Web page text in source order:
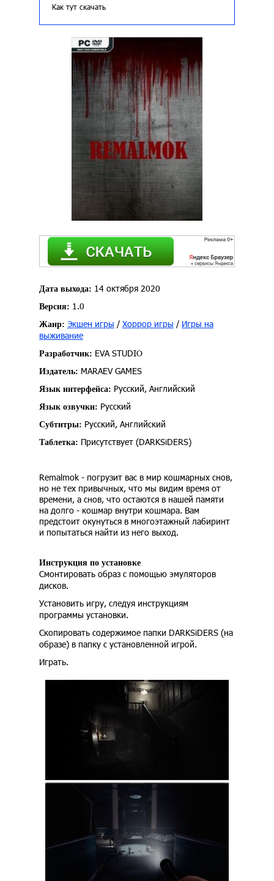
Как тут скачать
Дата выхода: 14 октября 2020
Версия: 1.0
Жанр: Экшен игры / Хоррор игры / Игры на
выживание
Разработчик: EVA STUDIO
Издатель: MARAEV GAMES
Язык интерфейса: Русский, Английский
Язык озвучки: Русский
Субтитры: Русский, Английский
Таблетка: Присутствует (DARKSiDERS)
Remalmok - погрузит вас в мир кошмарных снов,
но не тех привычных, что мы видим время от
времени, а снов, что остаются в нашей памяти
на долго - кошмар внутри кошмара. Вам
предстоит окунуться в многоэтажный лабиринт
и попытаться найти из него выход.
Инструкция по установке
Смонтировать образ с помощью эмуляторов
дисков.
Установить игру, следуя инструкциям
программы установки.
Скопировать содержимое папки DARKSiDERS (на
образе) в папку с установленной игрой.
Играть.